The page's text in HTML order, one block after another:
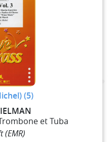
(5)
et Tuba
(EMR)